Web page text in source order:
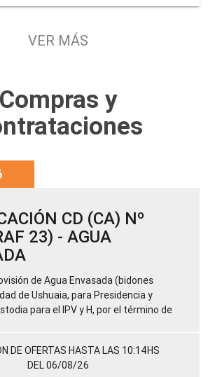
solución habitacional a docentes,
Penitenciario.
VER MÁS
Compras y
CD (CA) Nº
23) - AGUA
de Agua Envasada (bidones
de Ushuaia, para Presidencia y
para el IPV y H, por el término de
DE OFERTAS HASTA LAS 10:14HS
DEL 06/08/26